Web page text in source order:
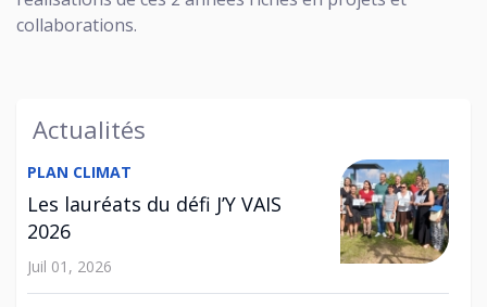
collaborations.
Actualités
PLAN CLIMAT
Les lauréats du défi J’Y VAIS
2026
Juil 01, 2026